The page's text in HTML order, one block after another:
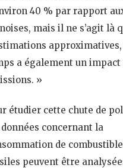
40 % par rapport
mais il ne s’agit là
a également un impact
»
étudier cette chute de
concernant la
de
peuvent être